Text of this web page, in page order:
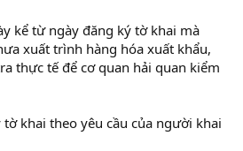
kể từ ngày đăng ký tờ khai mà
xuất trình hàng hóa xuất khẩu,
thực tế để cơ quan hải quan kiểm
khai theo yêu cầu của người khai